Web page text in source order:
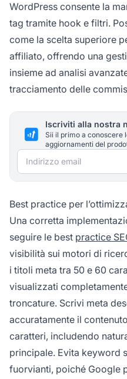
WordPress consente la
tag tramite hook e filtri.
come la scelta superiore
affiliato, offrendo una
insieme ad analisi
tracciamento delle
Iscriviti alla nostra
Sii il primo a conoscere
aggiornamenti del
Indirizzo email
Best practice per
Una corretta
seguire le best practice
visibilità sui motori di
i titoli meta tra 50 e 60
visualizzati
troncature. Scrivi meta
accuratamente il
caratteri, includendo
principale. Evita keyword
fuorvianti, poiché Google